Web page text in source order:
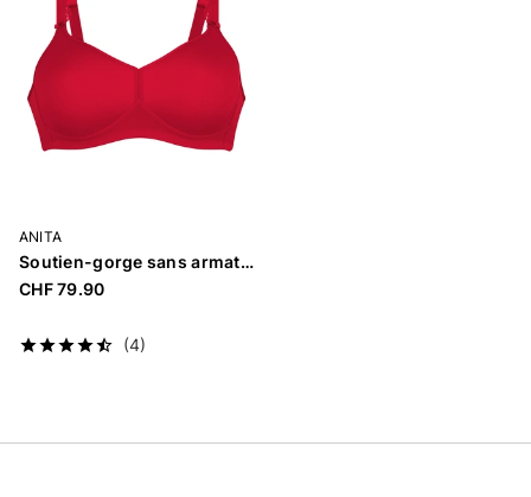
ANITA
Soutien-gorge sans armatures rembourré «Selma»
CHF 79.90
(4)